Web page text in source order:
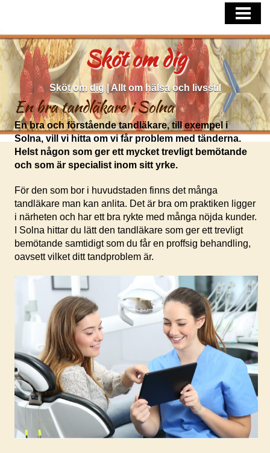
FÅ HJÄLP MED VANLIGA HUDPROBLE
SÅ TAR DU HAND OM DITT HÅRSköt om dig
Sköt om dig | Allt om hälsa och livsstil
En bra tandläkare i Solna
En bra och förstående tandläkare, till exempel i
Solna, vill vi hitta om vi får problem med tänderna.
Helst någon som ger ett mycket trevligt bemötande
och som är specialist inom sitt yrke.
För den som bor i huvudstaden finns det många
tandläkare man kan anlita. Det är bra om praktiken ligger
i närheten och har ett bra rykte med många nöjda kunder.
I Solna hittar du lätt den tandläkare som ger ett trevligt
bemötande samtidigt som du får en proffsig behandling,
oavsett vilket ditt tandproblem är.